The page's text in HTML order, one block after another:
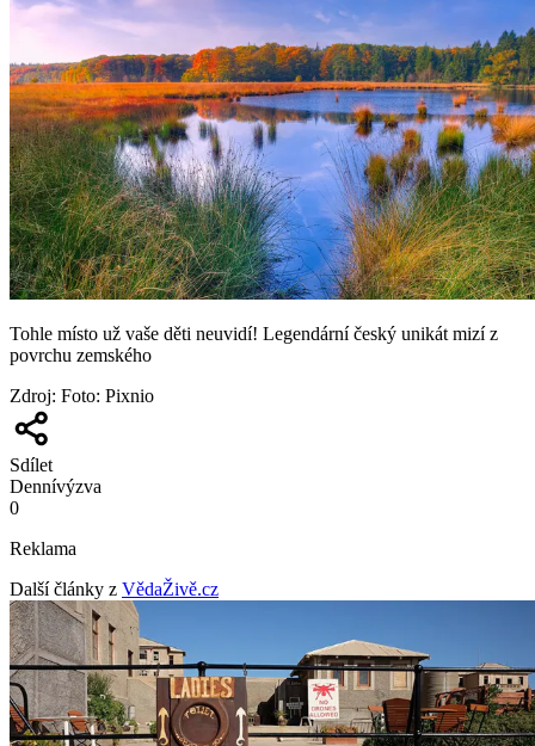
Tohle místo už vaše děti neuvidí! Legendární český unikát mizí z
povrchu zemského
Zdroj: Foto: Pixnio
Sdílet
Dennívýzva
0
Reklama
Další články z VědaŽivě.cz